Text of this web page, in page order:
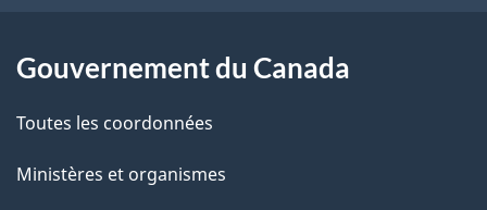
a
g
e
a
t
i
Gouvernement du Canada
Toutes les coordonnées
Ministères et organismes